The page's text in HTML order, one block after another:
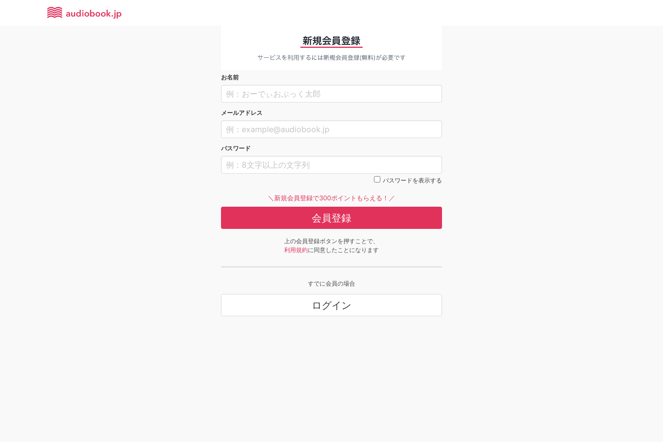
お名前
メールアドレス
パスワード
パスワードを表示する
＼新規会員登録で300ポイントもらえる！／
会員登録
上の会員登録ボタンを押すことで、
利用規約に同意したことになります
すでに会員の場合
ログイン